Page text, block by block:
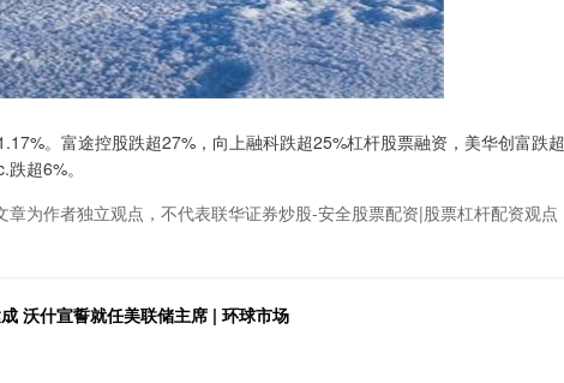
。富途控股跌超27%，向上融科跌超25%杠杆股票融资，美华创富跌超
超6%。
章为作者独立观点，不代表联华证券炒股-安全股票配资|股票杠杆配资观点
沃什宣誓就任美联储主席 | 环球市场